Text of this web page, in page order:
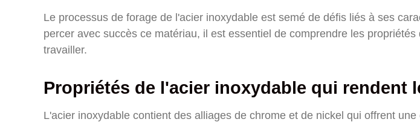
Le processus de forage de l'acier inoxydable est semé de défis liés à ses
percer avec succès ce matériau, il est essentiel de comprendre les
travailler.
Propriétés de l'acier inoxydable qui rendent
L'acier inoxydable contient des alliages de chrome et de nickel qui offrent